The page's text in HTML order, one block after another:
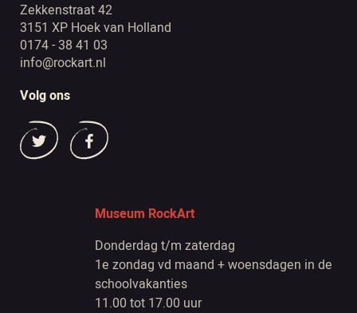
Zekkenstraat 42
3151 XP Hoek van Holland
0174 - 38 41 03
info@rockart.nl
Volg ons
Museum RockArt
Donderdag t/m zaterdag
1e zondag vd maand + woensdagen in de
schoolvakanties
11.00 tot 17.00 uur